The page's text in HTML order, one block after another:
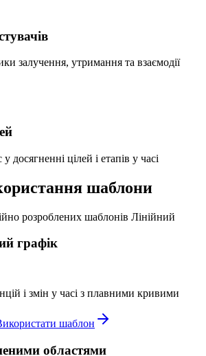
залучення, утримання та взаємодії
досягненні цілей і етапів у часі
шаблони
розроблених шаблонів Лінійний
графік
і змін у часі з плавними кривими
шаблон
областями